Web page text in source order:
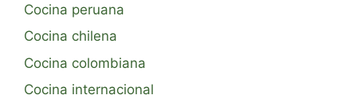
Cocina peruana
Cocina chilena
Cocina colombiana
Cocina internacional